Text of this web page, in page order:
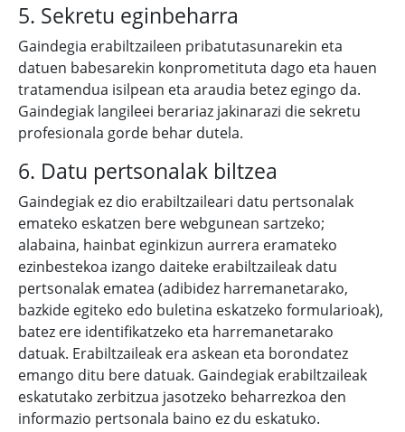
5. Sekretu eginbeharra
Gaindegia erabiltzaileen pribatutasunarekin eta
datuen babesarekin konprometituta dago eta hauen
tratamendua isilpean eta araudia betez egingo da.
Gaindegiak langileei berariaz jakinarazi die sekretu
profesionala gorde behar dutela.
6. Datu pertsonalak biltzea
Gaindegiak ez dio erabiltzaileari datu pertsonalak
emateko eskatzen bere webgunean sartzeko;
alabaina, hainbat eginkizun aurrera eramateko
ezinbestekoa izango daiteke erabiltzaileak datu
pertsonalak ematea (adibidez harremanetarako,
bazkide egiteko edo buletina eskatzeko formularioak),
batez ere identifikatzeko eta harremanetarako
datuak. Erabiltzaileak era askean eta borondatez
emango ditu bere datuak. Gaindegiak erabiltzaileak
eskatutako zerbitzua jasotzeko beharrezkoa den
informazio pertsonala baino ez du eskatuko.